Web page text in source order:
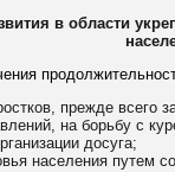
в области
прежде всего
на борьбу с
досуга;
населения путем